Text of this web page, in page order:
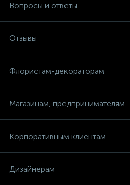
Вопросы и ответы
Отзывы
Флористам-декораторам
Магазинам, предпринимателям
Корпоративным клиентам
Дизайнерам